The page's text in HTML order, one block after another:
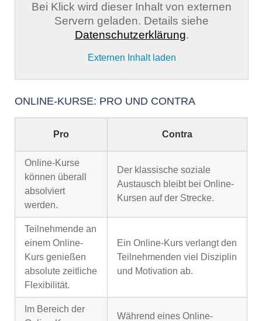
Bei Klick wird dieser Inhalt von externen
Servern geladen. Details siehe
Datenschutzerklärung.
Externen Inhalt laden
ONLINE-KURSE: PRO UND CONTRA
Pro Contra
Online-Kurse
können überall
absolviert
werden.
Der klassische soziale
Austausch bleibt bei Online-
Kursen auf der Strecke.
Teilnehmende an
einem Online-
Kurs genießen
absolute zeitliche
Flexibilität.
Ein Online-Kurs verlangt den
Teilnehmenden viel Disziplin
und Motivation ab.
Im Bereich der
Während eines Online-